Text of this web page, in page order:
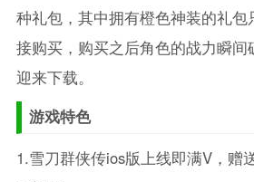
种礼包，其中拥有橙色神装的礼包
接购买，购买之后角色的战力瞬间
迎来下载。
游戏特色
1.雪刀群侠传ios版上线即满V，赠